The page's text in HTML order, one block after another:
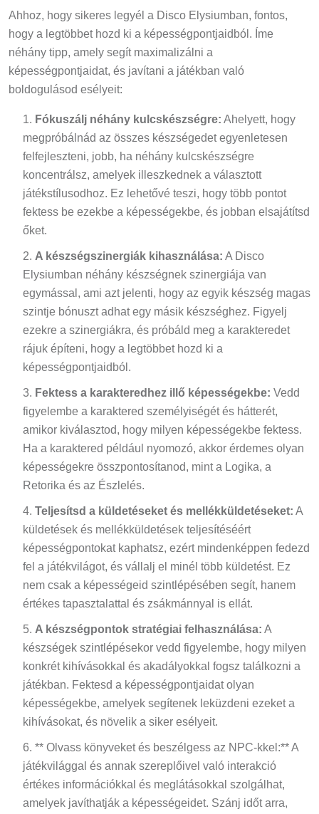
Ahhoz, hogy sikeres legyél a Disco Elysiumban, fontos,
hogy a legtöbbet hozd ki a képességpontjaidból. Íme
néhány tipp, amely segít maximalizálni a
képességpontjaidat, és javítani a játékban való
boldogulásod esélyeit:
Fókuszálj néhány kulcskészségre: Ahelyett, hogy
megpróbálnád az összes készségedet egyenletesen
felfejleszteni, jobb, ha néhány kulcskészségre
koncentrálsz, amelyek illeszkednek a választott
játékstílusodhoz. Ez lehetővé teszi, hogy több pontot
fektess be ezekbe a képességekbe, és jobban elsajátítsd
őket.
A készségszinergiák kihasználása: A Disco
Elysiumban néhány készségnek szinergiája van
egymással, ami azt jelenti, hogy az egyik készség magas
szintje bónuszt adhat egy másik készséghez. Figyelj
ezekre a szinergiákra, és próbáld meg a karakteredet
rájuk építeni, hogy a legtöbbet hozd ki a
képességpontjaidból.
Fektess a karakteredhez illő képességekbe: Vedd
figyelembe a karaktered személyiségét és hátterét,
amikor kiválasztod, hogy milyen képességekbe fektess.
Ha a karaktered például nyomozó, akkor érdemes olyan
képességekre összpontosítanod, mint a Logika, a
Retorika és az Észlelés.
Teljesítsd a küldetéseket és mellékküldetéseket: A
küldetések és mellékküldetések teljesítéséért
képességpontokat kaphatsz, ezért mindenképpen fedezd
fel a játékvilágot, és vállalj el minél több küldetést. Ez
nem csak a képességeid szintlépésében segít, hanem
értékes tapasztalattal és zsákmánnyal is ellát.
A készségpontok stratégiai felhasználása: A
készségek szintlépésekor vedd figyelembe, hogy milyen
konkrét kihívásokkal és akadályokkal fogsz találkozni a
játékban. Fektesd a képességpontjaidat olyan
képességekbe, amelyek segítenek leküzdeni ezeket a
kihívásokat, és növelik a siker esélyeit.
** Olvass könyveket és beszélgess az NPC-kkel:** A
játékvilággal és annak szereplőivel való interakció
értékes információkkal és meglátásokkal szolgálhat,
amelyek javíthatják a képességeidet. Szánj időt arra,